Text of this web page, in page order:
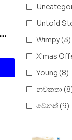
Untold
Wimpy (3)
X'mas
Young (8)
නවකතා
වෙනත් (9)